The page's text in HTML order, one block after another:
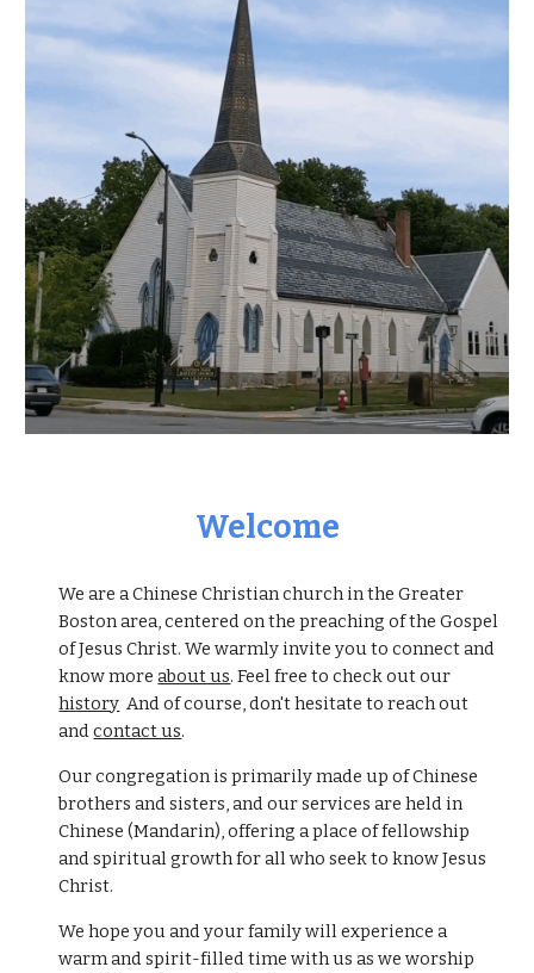
Welcome
We are a Chinese Christian church in the Greater
Boston area, centered on the preaching of the Gospel
of Jesus Christ. We warmly invite you to connect and
know moreabout us.Feel free to check out our
history And of course,don't hesitate to reach out
andcontact us.
Our congregation is primarily made up of Chinese
brothers and sisters, and our services are held in
Chinese (Mandarin), offering a place of fellowship
and spiritual growth for all who seek to know Jesus
Christ.
We hope you and your family willexperience a
warm and spirit-filledtime with us as weworship